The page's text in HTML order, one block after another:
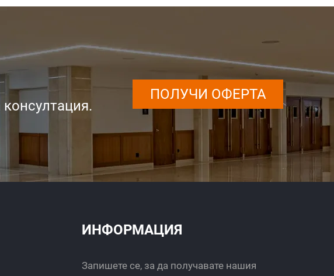
ПОЛУЧИ ОФЕРТА
ИНФОРМАЦИЯ
Запишете се, за да получавате нашия